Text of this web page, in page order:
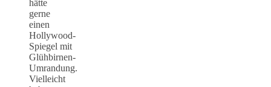
hätte
gerne
einen
Hollywood-
Spiegel mit
Glühbirnen-
Umrandung.
Vielleicht